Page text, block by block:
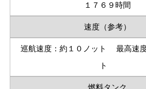
１７６９時間
速度（参考）
巡航速度：約１０ノット 最高速
ト
燃料タンク